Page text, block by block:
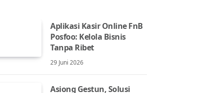
Aplikasi Kasir Online FnB
Posfoo: Kelola Bisnis
Tanpa Ribet
29 Juni 2026
Asiong Gestun, Solusi